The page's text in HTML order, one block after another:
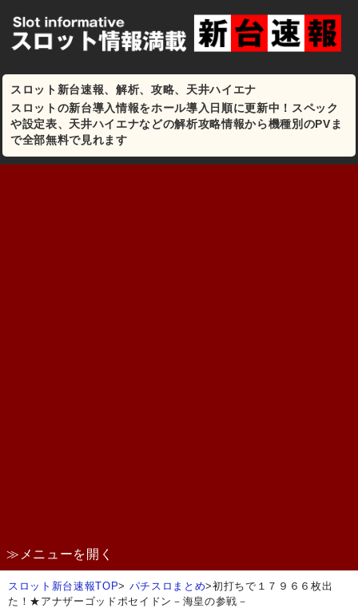
スロット新台速報、解析、攻略、天井ハイエナ
スロットの新台導入情報をホール導入日順に更新中！スペック
や設定表、天井ハイエナなどの解析攻略情報から機種別のPVま
で全部無料で見れます
≫メニューを開く
スロット新台速報TOP> パチスロまとめ>初打ちで１７９６６枚出
た！★アナザーゴッドポセイドン－海皇の参戦－